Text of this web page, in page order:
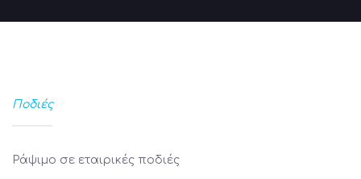
Ποδιές
Ράψιμο σε εταιρικές ποδιές